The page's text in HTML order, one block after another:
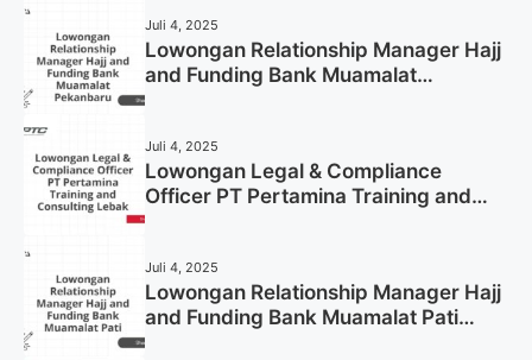
Juli 4, 2025
Lowongan Relationship Manager Hajj
and Funding Bank Muamalat
Juli 4, 2025
Lowongan Legal & Compliance
Officer PT Pertamina Training and
Juli 4, 2025
Lowongan Relationship Manager Hajj
and Funding Bank Muamalat Pati